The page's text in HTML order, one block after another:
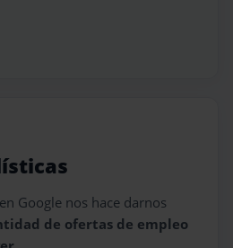
Google nos hace darnos
de ofertas de empleo